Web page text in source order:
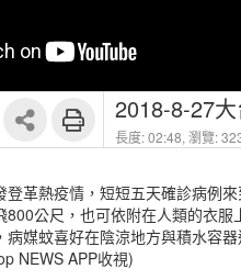
2018-8-27
長度: 02:48, 瀏覽:
登革熱疫情，短短五天確診病例
800公尺，也可依附在人類的衣
病媒蚊喜好在陰涼地方與積水容
NEWS APP收視)